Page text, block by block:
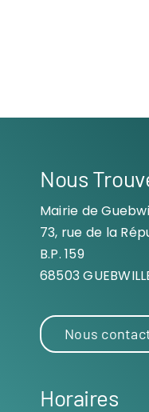
Nous
Mairie de
73, rue de la
B.P. 159
68503
Nous
Horaires